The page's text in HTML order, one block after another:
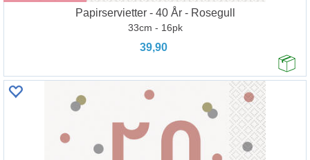
Papirservietter - 40 År - Rosegull
33cm - 16pk
39,90